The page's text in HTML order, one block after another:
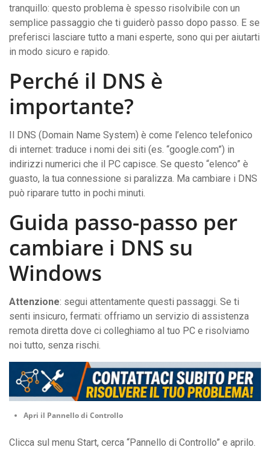
tranquillo: questo problema è spesso risolvibile con un
semplice passaggio che ti guiderò passo dopo passo. E se
preferisci lasciare tutto a mani esperte, sono qui per aiutarti
in modo sicuro e rapido.
Perché il DNS è
importante?
Il DNS (Domain Name System) è come l’elenco telefonico
di internet: traduce i nomi dei siti (es. “google.com”) in
indirizzi numerici che il PC capisce. Se questo “elenco” è
guasto, la tua connessione si paralizza. Ma cambiare i DNS
può riparare tutto in pochi minuti.
Guida passo-passo per
cambiare i DNS su
Windows
Attenzione: segui attentamente questi passaggi. Se ti
senti insicuro, fermati: offriamo un servizio di assistenza
remota diretta dove ci colleghiamo al tuo PC e risolviamo
noi tutto, senza rischi.
Apri il Pannello di Controllo
Clicca sul menu Start, cerca “Pannello di Controllo” e aprilo.